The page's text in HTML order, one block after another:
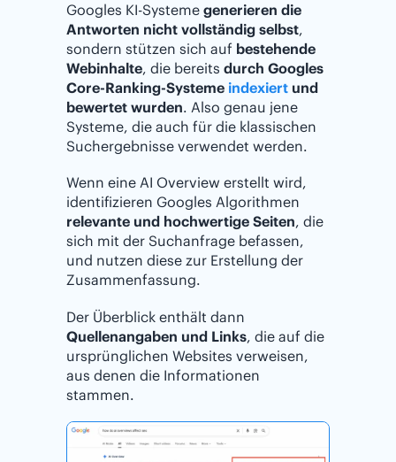
Googles KI-Systeme generieren die
Antworten nicht vollständig selbst,
sondern stützen sich auf bestehende
Webinhalte, die bereits durch Googles
Core-Ranking-Systeme indexiert und
bewertet wurden. Also genau jene
Systeme, die auch für die klassischen
Suchergebnisse verwendet werden.
Wenn eine AI Overview erstellt wird,
identifizieren Googles Algorithmen
relevante und hochwertige Seiten, die
sich mit der Suchanfrage befassen,
und nutzen diese zur Erstellung der
Zusammenfassung.
Der Überblick enthält dann
Quellenangaben und Links, die auf die
ursprünglichen Websites verweisen,
aus denen die Informationen
stammen.